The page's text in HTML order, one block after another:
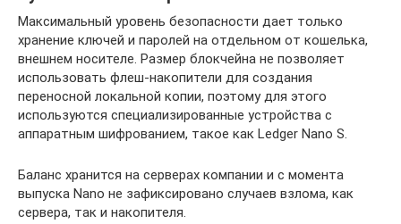
Максимальный уровень безопасности дает только
хранение ключей и паролей на отдельном от кошелька,
внешнем носителе. Размер блокчейна не позволяет
использовать флеш-накопители для создания
переносной локальной копии, поэтому для этого
используются специализированные устройства с
аппаратным шифрованием, такое как Ledger Nano S.
Баланс хранится на серверах компании и с момента
выпуска Nano не зафиксировано случаев взлома, как
сервера, так и накопителя.